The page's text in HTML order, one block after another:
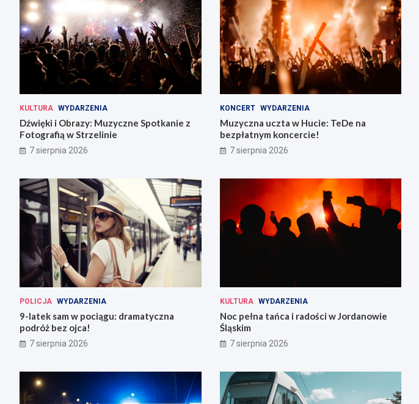
KULTURA WYDARZENIA
Dźwięki i Obrazy: Muzyczne Spotkanie z
Fotografią w Strzelinie
7 sierpnia 2026
KONCERT WYDARZENIA
Muzyczna uczta w Hucie: TeDe na
bezpłatnym koncercie!
7 sierpnia 2026
POLICJA WYDARZENIA
9-latek sam w pociągu: dramatyczna
podróż bez ojca!
7 sierpnia 2026
KULTURA WYDARZENIA
Noc pełna tańca i radości w Jordanowie
Śląskim
7 sierpnia 2026